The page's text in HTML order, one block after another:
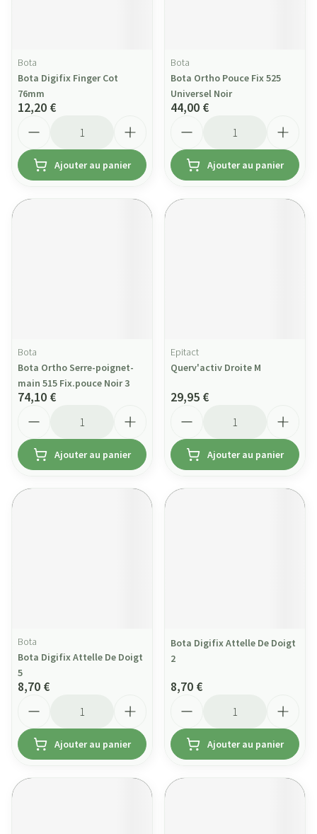
Bota
Bota Digifix Finger Cot
76mm
12,20 €
Ajouter au panier
Bota
Bota Ortho Pouce Fix 525
Universel Noir
44,00 €
Ajouter au panier
Bota
Bota Ortho Serre-poignet-
main 515 Fix.pouce Noir 3
74,10 €
Ajouter au panier
Epitact
Querv'activ Droite M
29,95 €
Ajouter au panier
Bota
Bota Digifix Attelle De Doigt
5
8,70 €
Ajouter au panier
Bota Digifix Attelle De Doigt
2
8,70 €
Ajouter au panier